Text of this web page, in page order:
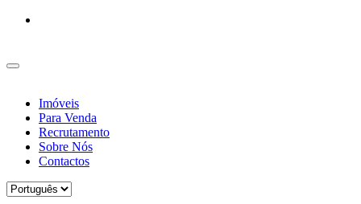
Imóveis
Para Venda
Recrutamento
Sobre Nós
Contactos